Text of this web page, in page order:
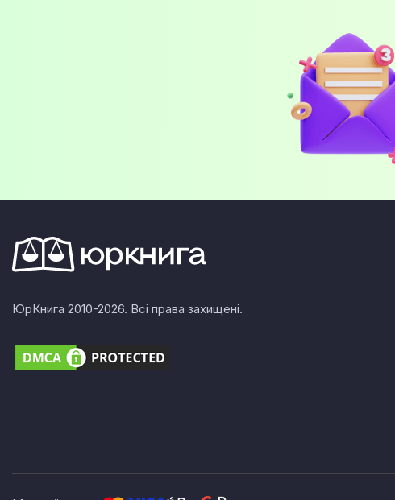
ЮрКнига 2010-2026. Всі права захищені.